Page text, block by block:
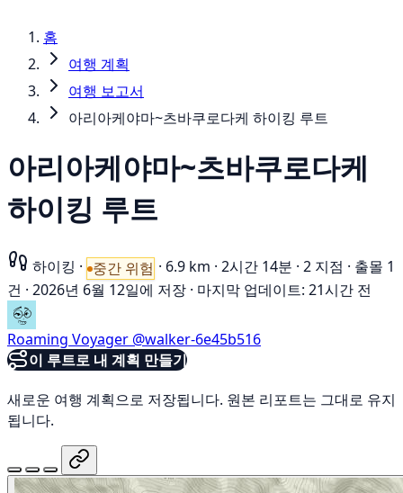
홈
여행 계획
여행 보고서
아리아케야마~츠바쿠로다케 하이킹 루트
아리아케야마~츠바쿠로다케
하이킹 루트
하이킹 · 중간 위험 · 6.9 km · 2시간 14분 · 2 지점 · 출몰 1
건 · 2026년 6월 12일에 저장 · 마지막 업데이트: 21시간 전
Roaming Voyager @walker-6e45b516
이 루트로 내 계획 만들기
새로운 여행 계획으로 저장됩니다. 원본 리포트는 그대로 유지
됩니다.